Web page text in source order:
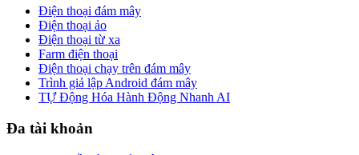
Điện thoại đám mây
Điện thoại ảo
Điện thoại từ xa
Farm điện thoại
Điện thoại chạy trên đám mây
Trình giả lập Android đám mây
TỰ Động Hóa Hành Động Nhanh AI
Đa tài khoản